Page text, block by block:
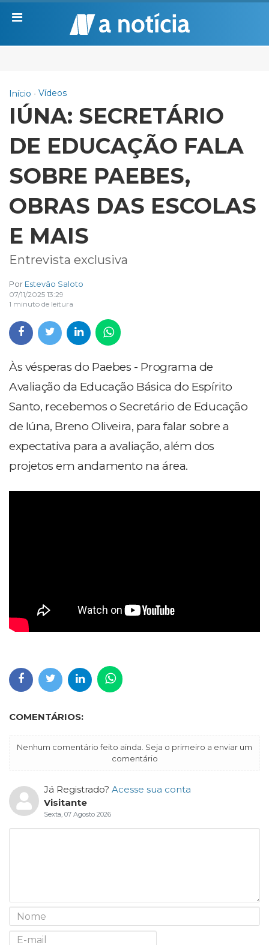
Início Vídeos
IÚNA: SECRETÁRIO
DE EDUCAÇÃO FALA
SOBRE PAEBES,
OBRAS DAS ESCOLAS
E MAIS
Entrevista exclusiva
Por Estevão Saloto
07/11/2025 13:29
1 minuto de leitura
Às vésperas do Paebes - Programa de
Avaliação da Educação Básica do Espírito
Santo, recebemos o Secretário de Educação
de Iúna, Breno Oliveira, para falar sobre a
expectativa para a avaliação, além dos
projetos em andamento na área.
COMENTÁRIOS:
Nenhum comentário feito ainda. Seja o primeiro a enviar um
comentário
Já Registrado? Acesse sua conta
Visitante
Sexta, 07 Agosto 2026